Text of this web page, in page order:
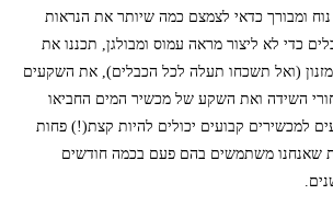
ומבורך כדאי לצמצם כמה שיותר את הנראות
כדי לא ליצור מראה עמוס ומבולגן, תכננו את
(ואל תשכחו תעלה לכל הכבלים), את השקעים
השידה ואת השקע של מכשיר המים החביאו
למכשירים קבועים יכולים להיות קצת(!) פחות
שאנחנו משתמשים בהם פעם בכמה חודשים